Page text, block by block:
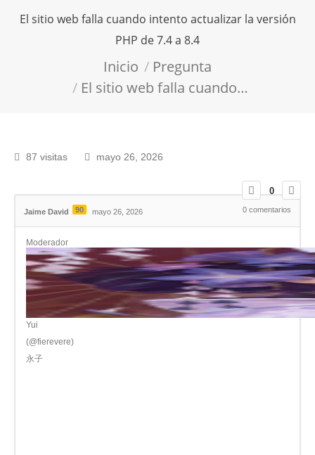
El sitio web falla cuando intento actualizar la versión
PHP de 7.4 a 8.4
Inicio
Pregunta
El sitio web falla cuando…
87 visitas mayo 26, 2026
0
Jaime David 90 mayo 26, 2026 0 comentarios
Moderador
Yui
(@fierevere)
永子